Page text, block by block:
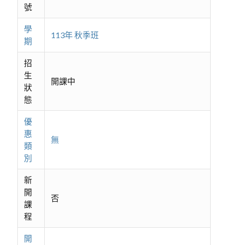
號
學
期
113年 秋季班
招
生
狀
態
開課中
優
惠
類
別
無
新
開
課
程
否
開